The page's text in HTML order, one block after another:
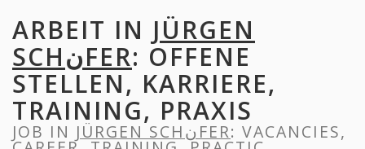
ARBEIT IN JÜRGEN
SCHنFER: OFFENE
STELLEN, KARRIERE,
TRAINING, PRAXIS
JOB IN JÜRGEN SCHنFER: VACANCIES,